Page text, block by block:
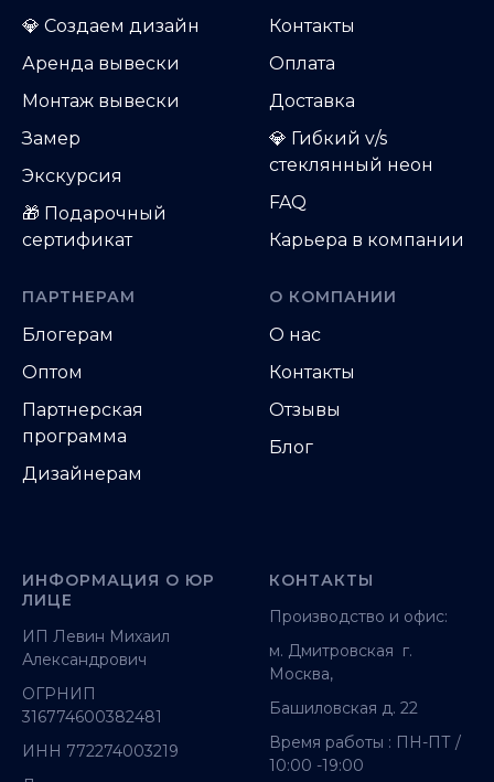
💎 Создаем дизайн
Аренда вывески
Монтаж вывески
Замер
Экскурсия
🎁 Подарочный
сертификат
Контакты
Оплата
Доставка
💎 Гибкий v/s
стеклянный неон
FAQ
Карьера в компании
ПАРТНЕРАМ
Блогерам
Оптом
Партнерская
программа
Дизайнерам
О КОМПАНИИ
О нас
Контакты
Отзывы
Блог
ИНФОРМАЦИЯ О ЮР
ЛИЦЕ
ИП Левин Михаил
Александрович
ОГРНИП
316774600382481
ИНН 772274003219
КОНТАКТЫ
Производство и офис:
м. Дмитровская г.
Москва,
Башиловская д. 22
Время работы : ПН-ПТ /
10:00 -19:00